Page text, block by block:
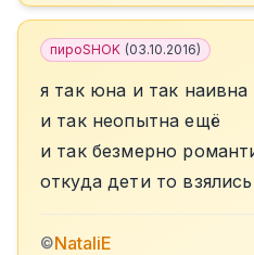
пироSHOK (03.10.2016)
я так юна и так наивна
и так неопытна ещё
и так безмерно
откуда дети то взялись
©NataliE